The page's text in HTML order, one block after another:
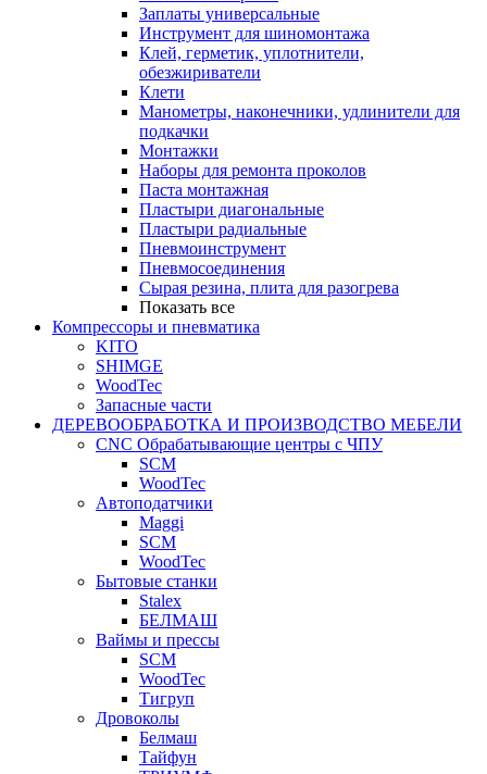
Заплаты универсальные
Инструмент для шиномонтажа
Клей, герметик, уплотнители,
обезжириватели
Клети
Манометры, наконечники, удлинители для
подкачки
Монтажки
Наборы для ремонта проколов
Паста монтажная
Пластыри диагональные
Пластыри радиальные
Пневмоинструмент
Пневмосоединения
Сырая резина, плита для разогрева
Показать все
Компрессоры и пневматика
KITO
SHIMGE
WoodTec
Запасные части
ДЕРЕВООБРАБОТКА И ПРОИЗВОДСТВО МЕБЕЛИ
CNC Обрабатывающие центры с ЧПУ
SCM
WoodTec
Автоподатчики
Maggi
SCM
WoodTec
Бытовые станки
Stalex
БЕЛМАШ
Ваймы и прессы
SCM
WoodTec
Тигруп
Дровоколы
Белмаш
Тайфун